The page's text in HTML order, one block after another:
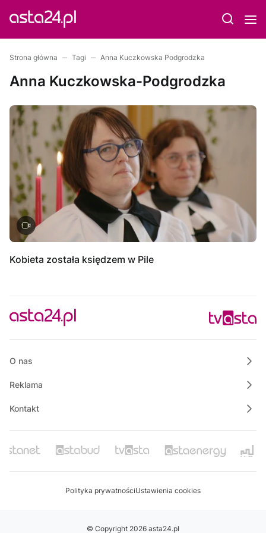
Strona główna Tagi Anna Kuczkowska Podgrodzka
Anna Kuczkowska-Podgrodzka
Kobieta została księdzem w Pile
O nas
Reklama
Kontakt
Polityka prywatnościUstawienia cookies
© Copyright 2026 asta24.pl